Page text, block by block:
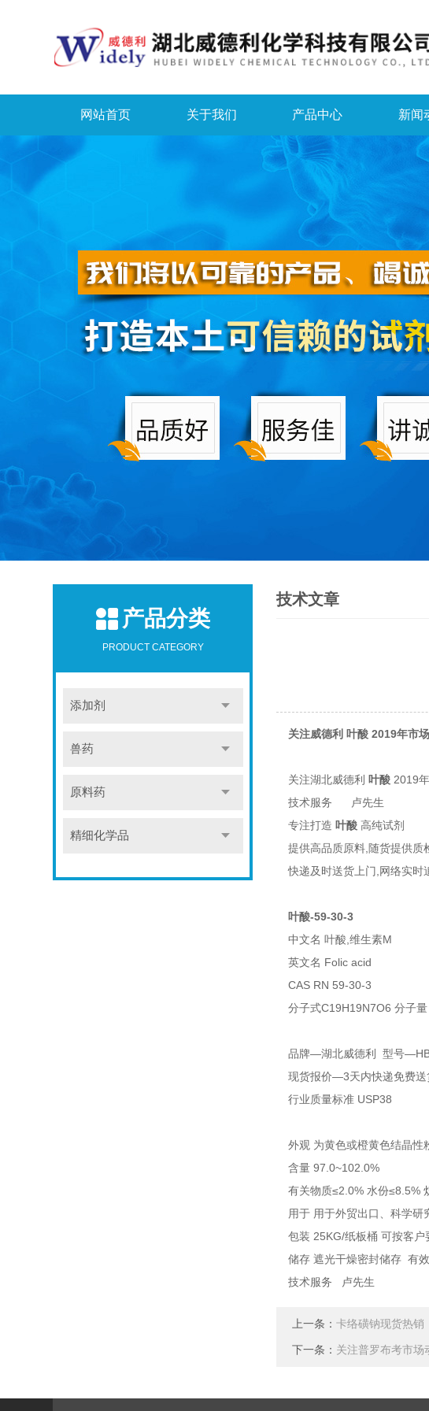
网站首页 关于我们 产品中心 新闻
产品分类
PRODUCT CATEGORY
添加剂
兽药
原料药
精细化学品
技术文章
关注威德利 叶酸 2019年市
关注湖北威德利 叶酸 2019
技术服务 卢先生
专注打造 叶酸高纯试剂
提供高品质原料,随货提供质
快递及时送货上门,网络实时
叶酸-59-30-3
中文名 叶酸,维生素M
英文名 Folic acid
CAS RN 59-30-3
分子式C19H19N7O6 分子
品牌—湖北威德利 型号
现货报价—3天内快递免费
行业质量标准 USP38
外观 为黄色或橙黄色结晶性
含量 97.0~102.0%
有关物质≤2.0% 水份≤8.5%
用于 用于外贸出口、科学研
包装 25KG/纸板桶 可按客户
储存 遮光干燥密封储存 有
技术服务 卢先生
上一条：卡络磺钠现货热销
下一条： 关注普罗布考市场